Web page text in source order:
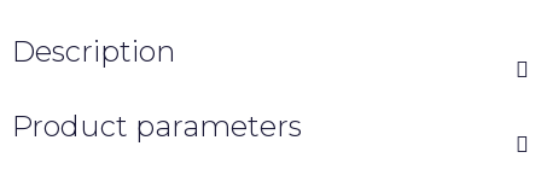
Description
Product parameters